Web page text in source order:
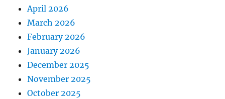
April 2026
March 2026
February 2026
January 2026
December 2025
November 2025
October 2025